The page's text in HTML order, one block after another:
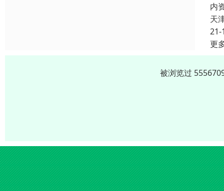
内
天
21-
更
被浏览过